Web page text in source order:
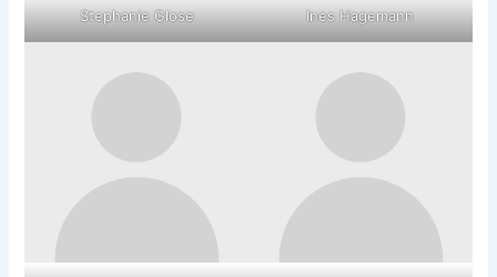
Stephanie Glose Ines Hagemann